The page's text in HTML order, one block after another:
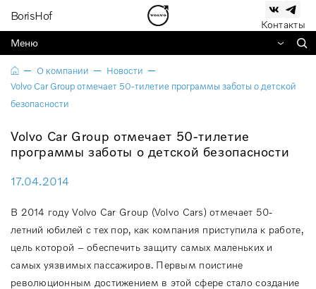
BorisHof
Контакты
Меню
О компании
Новости
Volvo Car Group отмечает 50-тилетие программы заботы о детской
безопасности
Volvo Car Group отмечает 50-тилетие
программы заботы о детской безопасности
17.04.2014
В 2014 году Volvo Car Group (Volvo Cars) отмечает 50-
летний юбилей с тех пор, как компания приступила к работе,
цель которой – обеспечить защиту самых маленьких и
самых уязвимых пассажиров. Первым поистине
революционным достижением в этой сфере стало создание